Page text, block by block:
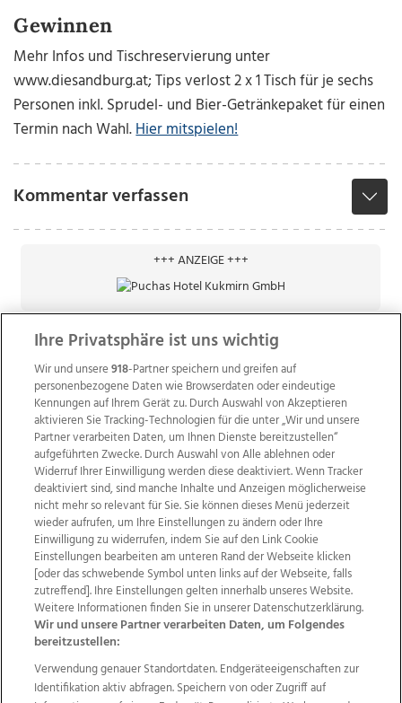
Gewinnen
Mehr Infos und Tischreservierung unter
www.diesandburg.at; Tips verlost 2 x 1 Tisch für je sechs
Personen inkl. Sprudel- und Bier-Getränkepaket für einen
Termin nach Wahl.Hier mitspielen!
Kommentar verfassen
+++ ANZEIGE +++
Wir über uns Mediadaten Kontakt
Jobs
Datenschutz
Impressum
AGB Anzeigekunden
AGB Website
Ehrenkodex Politische Werbung
Weitere Angebote des Medienhauses Wimmer
TV1 di-mog-i.at OÖNow Ischler Woche
Ihre Privatsphäre ist uns wichtig
Wir und unsere918-Partner speichern und greifen auf
personenbezogene Daten wie Browserdaten oder eindeutige
Kennungen auf Ihrem Gerät zu. Durch Auswahl von Akzeptieren
aktivieren Sie Tracking-Technologien für die unter „Wir und unsere
Partner verarbeiten Daten, um Ihnen Dienste bereitzustellen“
aufgeführten Zwecke. Durch Auswahl von Alle ablehnen oder
Widerruf Ihrer Einwilligung werden diese deaktiviert. Wenn Tracker
deaktiviert sind, sind manche Inhalte und Anzeigen möglicherweise
nicht mehr so relevant für Sie. Sie können dieses Menü jederzeit
wieder aufrufen, um Ihre Einstellungen zu ändern oder Ihre
Einwilligung zu widerrufen, indem Sie auf den Link Cookie
Einstellungen bearbeiten am unteren Rand der Webseite klicken
[oder das schwebende Symbol unten links auf der Webseite, falls
zutreffend]. Ihre Einstellungen gelten innerhalb unseres Website.
Weitere Informationen finden Sie in unserer Datenschutzerklärung.
Wir und unsere Partner verarbeiten Daten, um Folgendes
bereitzustellen:
Verwendung genauer Standortdaten. Endgeräteeigenschaften zur
Identifikation aktiv abfragen. Speichern von oder Zugriff auf